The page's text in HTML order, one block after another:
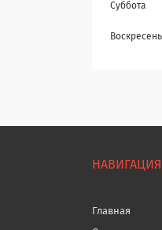
Суббота
НАВИГАЦИЯ
Главная